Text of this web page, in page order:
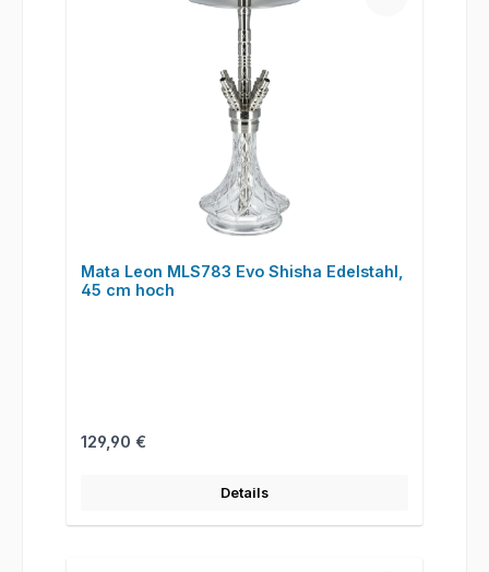
Mata Leon MLS783 Evo Shisha Edelstahl,
45 cm hoch
Regulärer Preis:
129,90 €
Details